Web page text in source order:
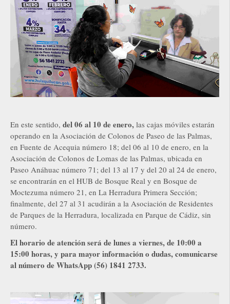
En este sentido, del 06 al 10 de enero, las cajas móviles estarán
operando en la Asociación de Colonos de Paseo de las Palmas,
en Fuente de Acequia número 18; del 06 al 10 de enero, en la
Asociación de Colonos de Lomas de las Palmas, ubicada en
Paseo Anáhuac número 71; del 13 al 17 y del 20 al 24 de enero,
se encontrarán en el HUB de Bosque Real y en Bosque de
Moctezuma número 21, en La Herradura Primera Sección;
finalmente, del 27 al 31 acudirán a la Asociación de Residentes
de Parques de la Herradura, localizada en Parque de Cádiz, sin
número.
El horario de atención será de lunes a viernes, de 10:00 a
15:00 horas, y para mayor información o dudas, comunicarse
al número de WhatsApp (56) 1841 2733.